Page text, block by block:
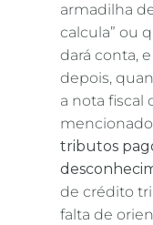
armadilha
calcula” ou
dará conta,
depois,
a nota fiscal
tributos
de crédito
falta de